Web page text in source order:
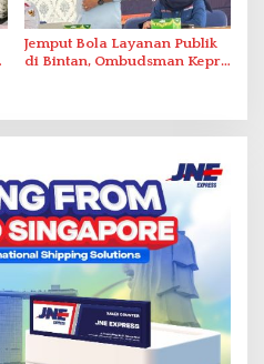
Jemput Bola Layanan Publik
di Bintan, Ombudsman Kepri